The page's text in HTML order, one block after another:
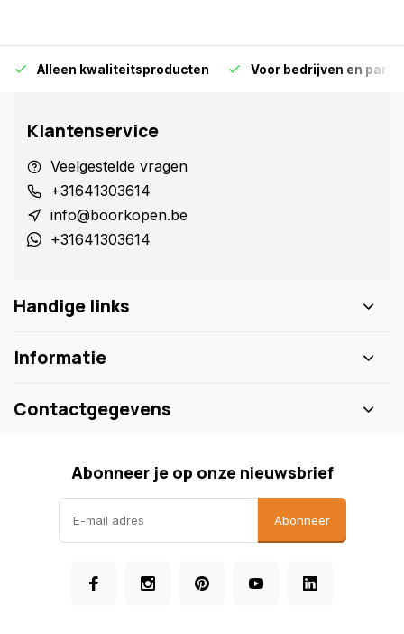
Alleen kwaliteitsproducten Voor bedrijven en
Klantenservice
Veelgestelde vragen
+31641303614
info@boorkopen.be
+31641303614
Handige links
Informatie
Contactgegevens
Abonneer je op onze nieuwsbrief
Abonneer